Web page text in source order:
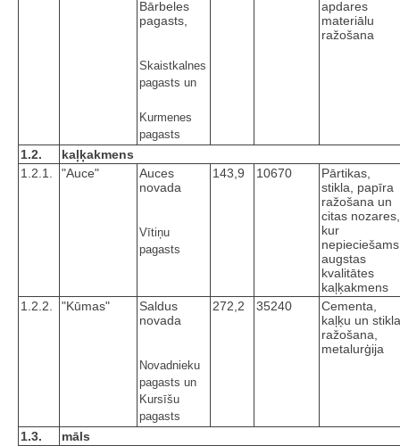
Bārbeles
pagasts,
Skaistkalnes
pagasts un
Kurmenes
pagasts
apdares
materiālu
ražošana
1.2.
kaļķakmens
1.2.1.
"Auce"
Auces
novada
Vītiņu
pagasts
143,9 10670
Pārtikas,
stikla, papīra
ražošana un
citas nozares,
kur
nepieciešams
augstas
kvalitātes
kaļķakmens
1.2.2.
"Kūmas"
Saldus
novada
Novadnieku
pagasts un
Kursīšu
pagasts
272,2 35240
Cementa,
kaļķu un stikla
ražošana,
metalurģija
1.3.
māls